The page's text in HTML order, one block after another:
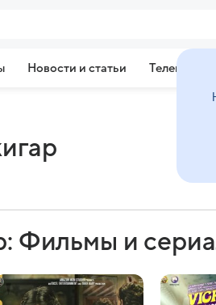
Новости и статьи
Фильмы и